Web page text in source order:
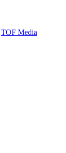
TOF Media